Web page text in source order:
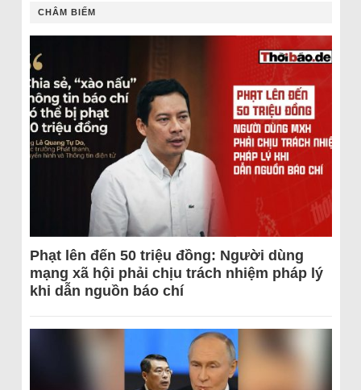
CHÂM BIẾM
Phạt lên đến 50 triệu đồng: Người dùng
mạng xã hội phải chịu trách nhiệm pháp lý
khi dẫn nguồn báo chí